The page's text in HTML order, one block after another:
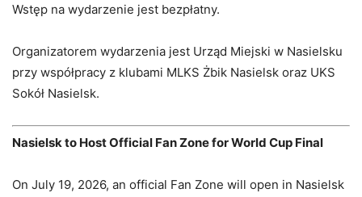
Wstęp na wydarzenie jest bezpłatny.
Organizatorem wydarzenia jest Urząd Miejski w Nasielsku
przy współpracy z klubami MLKS Żbik Nasielsk oraz UKS
Sokół Nasielsk.
Nasielsk to Host Official Fan Zone for World Cup Final
On July 19, 2026, an official Fan Zone will open in Nasielsk